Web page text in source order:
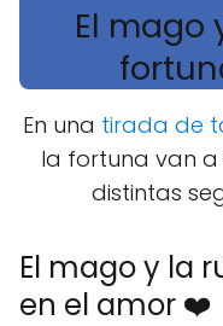
El mago
En una tirada de
la fortuna van
distintas
El mago y la
en el amor ❤️